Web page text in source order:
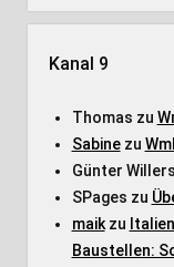
Kanal 9
Thomas zu
Sabinezu
Günter Willers
SPages zu
maikzu
Baustellen: